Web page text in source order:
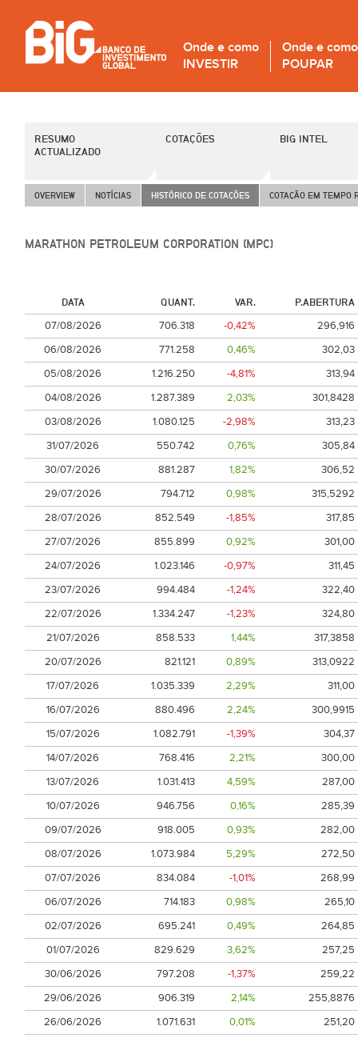
Onde e como
INVESTIR
Onde e como
POUPAR
RESUMO
ACTUALIZADO
COTAÇÕES BIG INTEL
OVERVIEW NOTÍCIAS HISTÓRICO DE COTAÇÕES COTAÇÃO EM TEMPO
MARATHON PETROLEUM CORPORATION (MPC)
DATA QUANT. VAR.
P.ABERTURA
07/08/2026
706.318 -0,42%
296,916
06/08/2026
771.258 0,46%
302,03
05/08/2026
1.216.250 -4,81%
313,94
04/08/2026
1.287.389 2,03%
301,8428
03/08/2026
1.080.125 -2,98%
313,23
31/07/2026
550.742 0,76%
305,84
30/07/2026
881.287 1,82%
306,52
29/07/2026
794.712 0,98%
315,5292
28/07/2026
852.549 -1,85%
317,85
27/07/2026
855.899 0,92%
301,00
24/07/2026
1.023.146 -0,97%
311,45
23/07/2026
994.484 -1,24%
322,40
22/07/2026
1.334.247 -1,23%
324,80
21/07/2026
858.533 1,44%
317,3858
20/07/2026
821.121 0,89%
313,0922
17/07/2026
1.035.339 2,29%
311,00
16/07/2026
880.496 2,24%
300,9915
15/07/2026
1.082.791 -1,39%
304,37
14/07/2026
768.416 2,21%
300,00
13/07/2026
1.031.413 4,59%
287,00
10/07/2026
946.756 0,16%
285,39
09/07/2026
918.005 0,93%
282,00
08/07/2026
1.073.984 5,29%
272,50
07/07/2026
834.084 -1,01%
268,99
06/07/2026
714.183 0,98%
265,10
02/07/2026
695.241 0,49%
264,85
01/07/2026
829.629 3,62%
257,25
30/06/2026
797.208 -1,37%
259,22
29/06/2026
906.319 2,14%
255,8876
26/06/2026
1.071.631 0,01%
251,20